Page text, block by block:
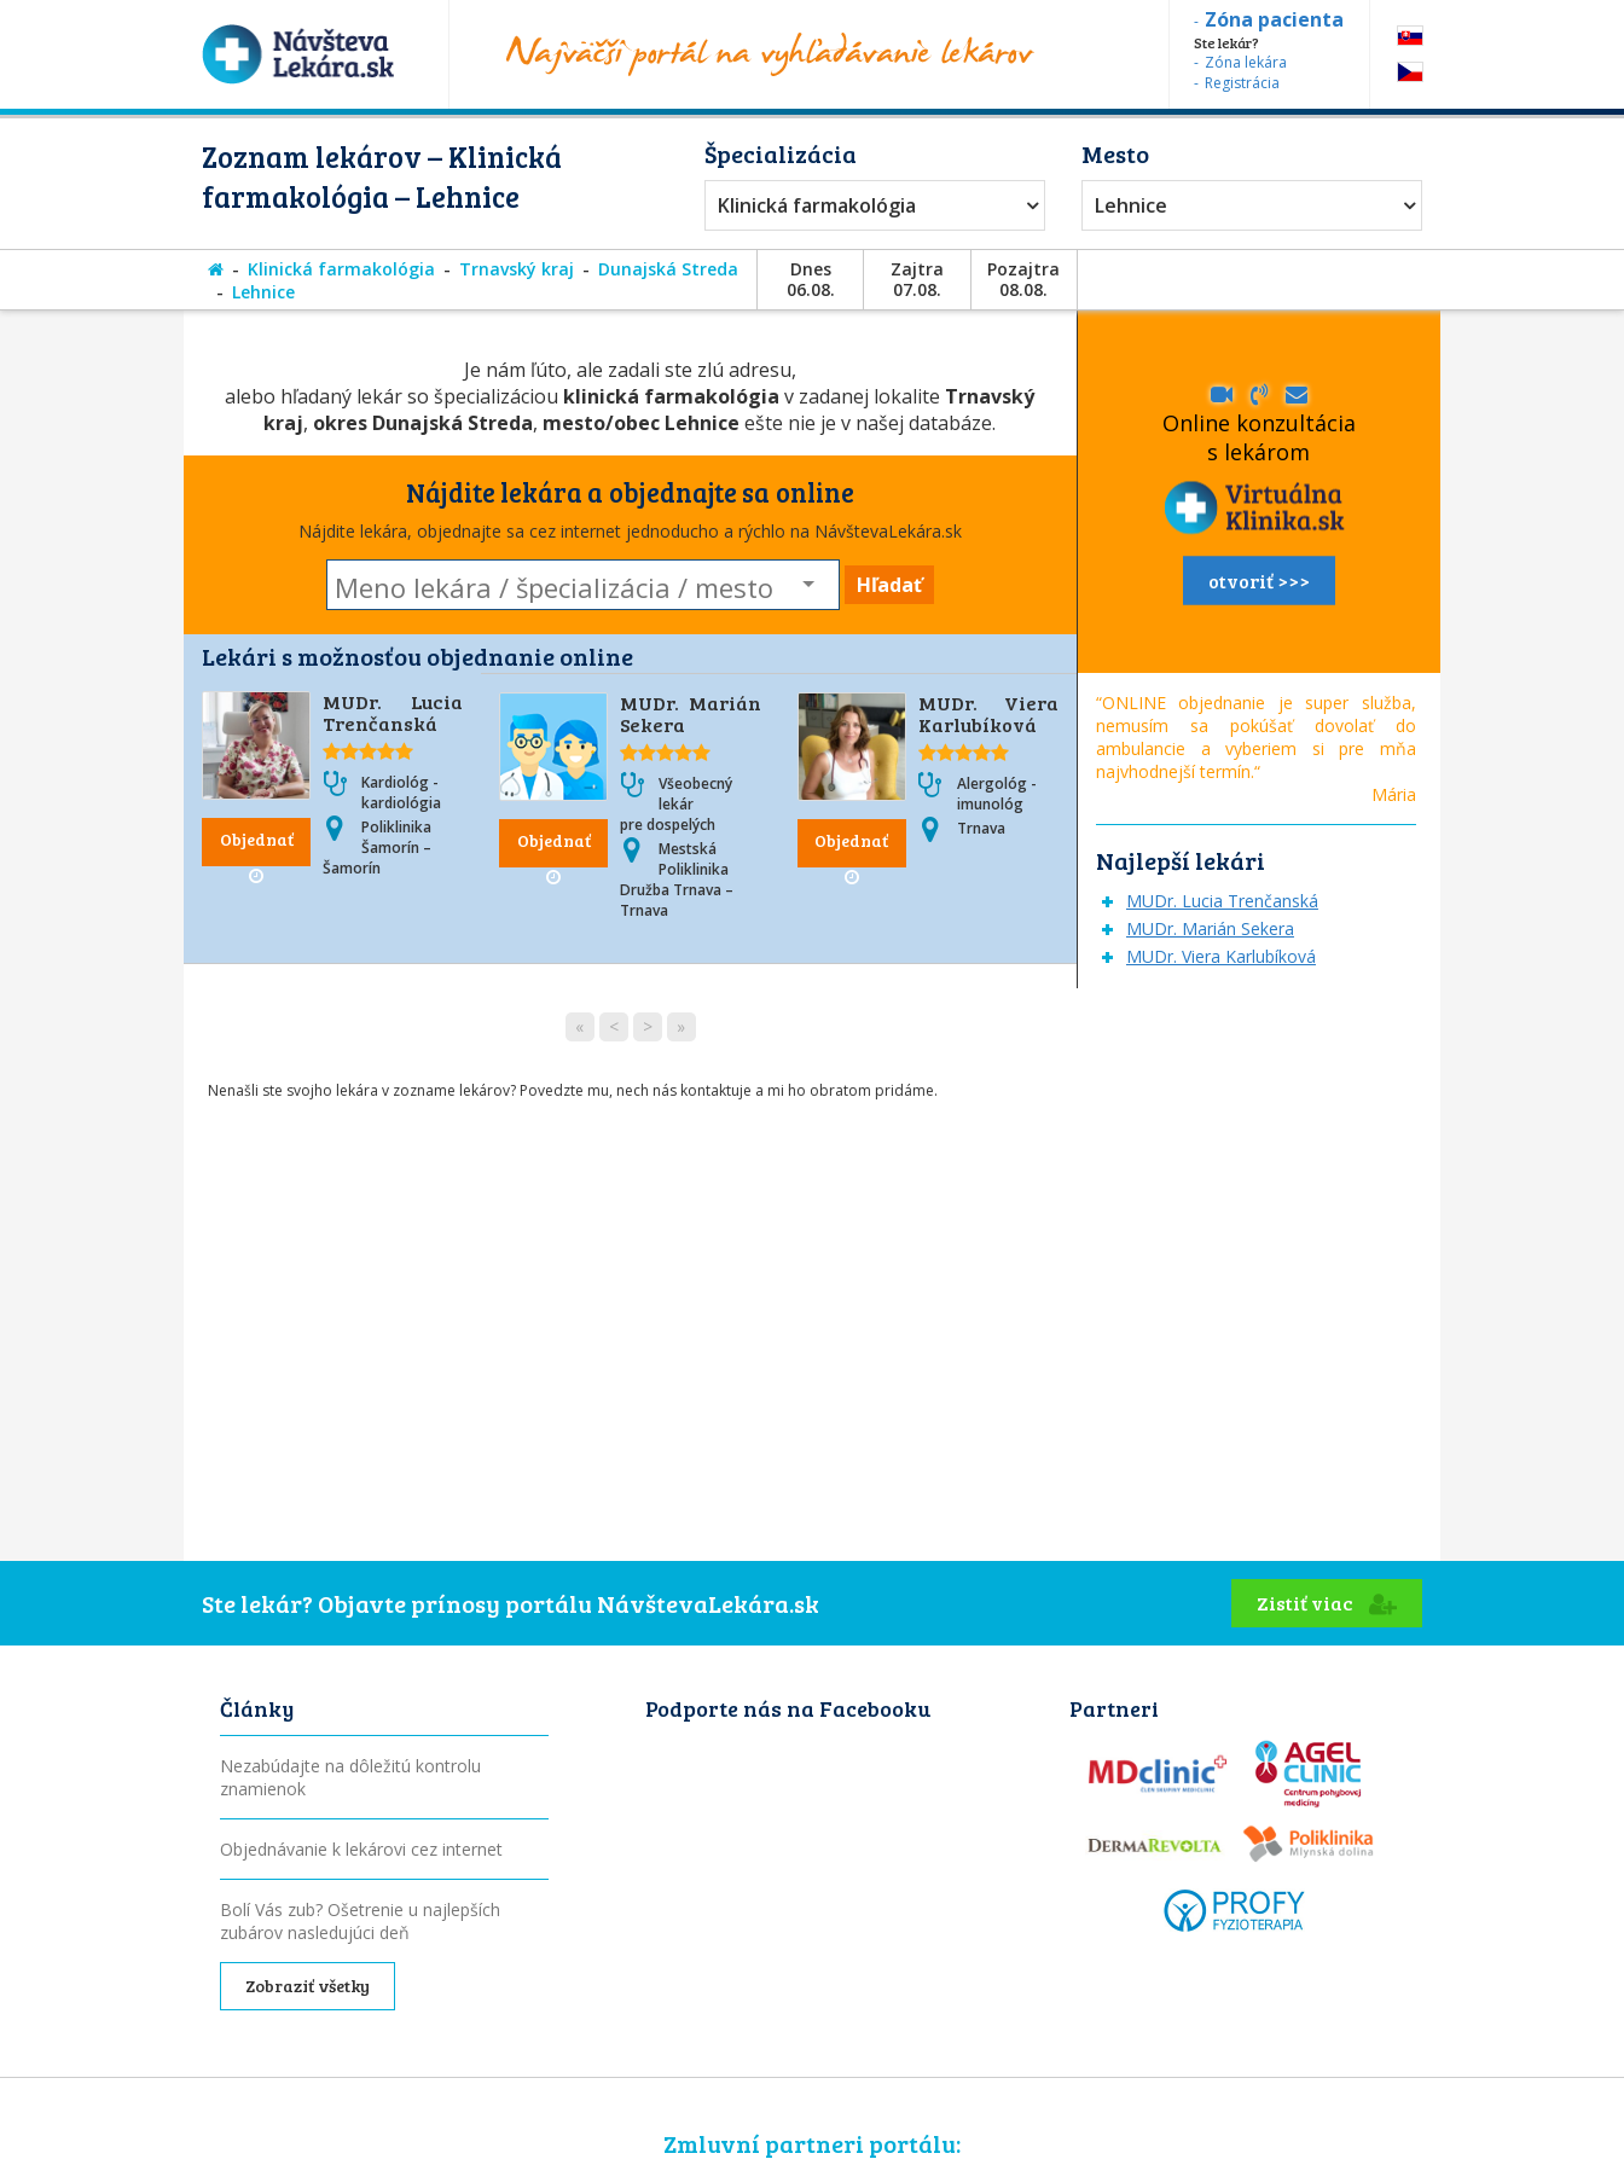
Zóna pacienta
Ste lekár?
Zóna lekára
Registrácia
Zoznam lekárov – Klinická
farmakológia – Lehnice
Špecializácia
Klinická farmakológia
Mesto
Lehnice
Klinická farmakológia Trnavský kraj
Dunajská Streda
Lehnice
Dnes
06.08.
Zajtra
07.08.
Pozajtra
08.08.
Je nám ľúto, ale zadali ste zlú adresu,
alebo hľadaný lekár so špecializáciou klinická farmakológia v zadanej lokalite Trnavský
kraj, okres Dunajská Streda, mesto/obec Lehnice ešte nie je v našej databáze.
Nájdite lekára a objednajte sa online
Nájdite lekára, objednajte sa cez internet jednoducho a rýchlo na NávštevaLekára.sk
Hľadať
Lekári s možnosťou objednanie online
Objednať
MUDr. Lucia
Trenčanská
Kardiológ -
kardiológia
Poliklinika
Šamorín –
Šamorín
Objednať
MUDr. Marián
Sekera
Všeobecný
lekár
pre dospelých
Mestská
Poliklinika
Družba Trnava –
Trnava
Objednať
MUDr. Viera
Karlubíková
Alergológ -
imunológ
Trnava
« < > »
Nenašli ste svojho lekára v zozname lekárov? Povedzte mu, nech nás kontaktuje a mi ho obratom pridáme.
Online konzultácia
s lekárom
otvoriť >>>
“ONLINE objednanie je super služba,
nemusím sa pokúšať dovolať do
ambulancie a vyberiem si pre mňa
najvhodnejší termín.“
Mária
Najlepší lekári
MUDr. Lucia Trenčanská
MUDr. Marián Sekera
MUDr. Viera Karlubíková
Ste lekár? Objavte prínosy portálu NávštevaLekára.sk Zistiť viac
Články
Nezabúdajte na dôležitú kontrolu
znamienok
Objednávanie k lekárovi cez internet
Bolí Vás zub? Ošetrenie u najlepších
zubárov nasledujúci deň
Zobraziť všetky
Podporte nás na Facebooku Partneri
Zmluvní partneri portálu: